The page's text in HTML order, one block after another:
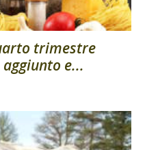
trimestre
e...